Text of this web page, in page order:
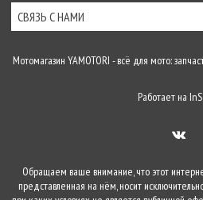
СВЯЗЬ С НАМИ
Мотомагазин YAMOTORI - всё для мото:
Работает на
Обращаем ваше внимание, что этот
представленная на нём, носит